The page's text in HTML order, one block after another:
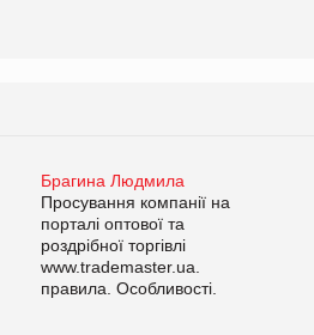
Брагина Людмила
Просування компанії на
порталі оптової та
роздрібної торгівлі
www.trademaster.ua.
правила. Особливості.